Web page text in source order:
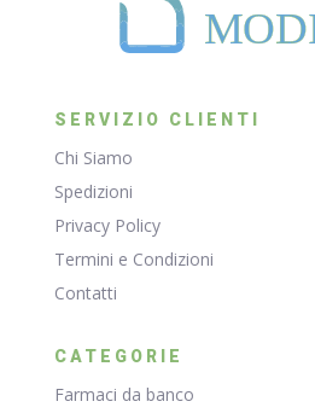
SERVIZIO CLIENTI
Chi Siamo
Spedizioni
Privacy Policy
Termini e Condizioni
Contatti
CATEGORIE
Farmaci da banco